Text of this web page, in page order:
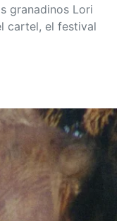
granadinos Lori
cartel, el festival